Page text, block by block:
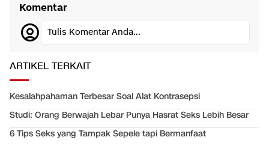
Komentar
Tulis Komentar Anda...
ARTIKEL TERKAIT
Kesalahpahaman Terbesar Soal Alat Kontrasepsi
Studi: Orang Berwajah Lebar Punya Hasrat Seks Lebih Besar
6 Tips Seks yang Tampak Sepele tapi Bermanfaat